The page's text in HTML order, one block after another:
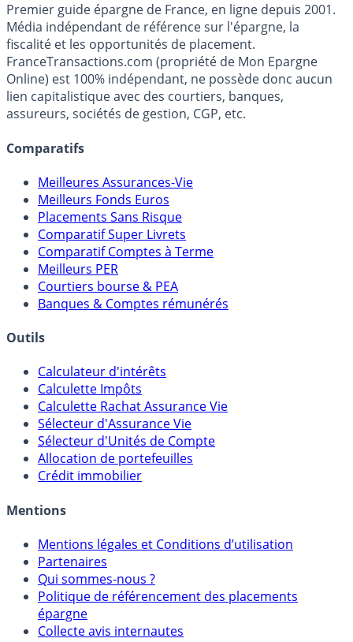
Premier guide épargne de France, en ligne depuis 2001.
Média indépendant de référence sur l'épargne, la
fiscalité et les opportunités de placement.
FranceTransactions.com (propriété de Mon Epargne
Online) est 100% indépendant, ne possède donc aucun
lien capitalistique avec des courtiers, banques,
assureurs, sociétés de gestion, CGP, etc.
Comparatifs
Meilleures Assurances-Vie
Meilleurs Fonds Euros
Placements Sans Risque
Comparatif Super Livrets
Comparatif Comptes à Terme
Meilleurs PER
Courtiers bourse & PEA
Banques & Comptes rémunérés
Outils
Calculateur d'intérêts
Calculette Impôts
Calculette Rachat Assurance Vie
Sélecteur d'Assurance Vie
Sélecteur d'Unités de Compte
Allocation de portefeuilles
Crédit immobilier
Mentions
Mentions légales et Conditions d’utilisation
Partenaires
Qui sommes-nous ?
Politique de référencement des placements
épargne
Collecte avis internautes